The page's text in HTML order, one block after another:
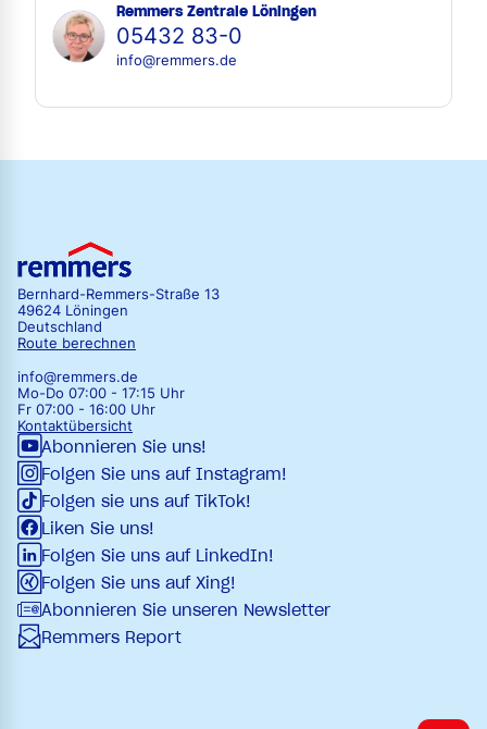
Remmers Zentrale Löningen
05432 83-0
info@remmers.de
Bernhard-Remmers-Straße 13
49624 Löningen
Deutschland
Route berechnen
info@remmers.de
Mo-Do 07:00 - 17:15 Uhr
Fr 07:00 - 16:00 Uhr
Kontaktübersicht
Abonnieren Sie uns!
Folgen Sie uns auf Instagram!
Folgen sie uns auf TikTok!
Liken Sie uns!
Folgen Sie uns auf LinkedIn!
Folgen Sie uns auf Xing!
Abonnieren Sie unseren Newsletter
Remmers Report